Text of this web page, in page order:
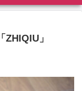
ZHIQIU」